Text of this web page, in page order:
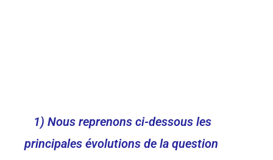
1) Nous reprenons ci-dessous les
principales évolutions de la question